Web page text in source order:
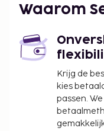
jaar.
accommodatie
Wegens de
contante
het bedrag van
Neem voor
accommodatie
Waarom
Krijg de
kies
passen.